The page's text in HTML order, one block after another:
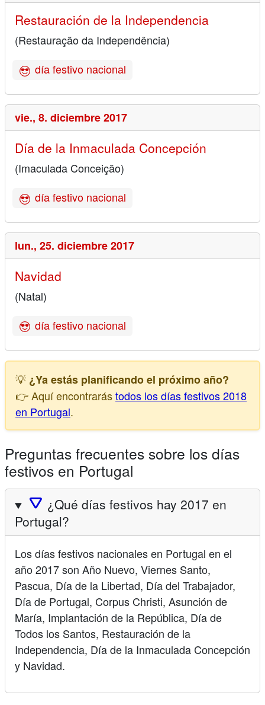
Restauración de la Independencia
(Restauração da Independência)
día festivo nacional
vie., 8. diciembre 2017
Día de la Inmaculada Concepción
(Imaculada Conceição)
día festivo nacional
lun., 25. diciembre 2017
Navidad
(Natal)
día festivo nacional
💡 ¿Ya estás planificando el próximo año?
👉 Aquí encontrarástodos los días festivos 2018
en Portugal.
Preguntas frecuentes sobre los días
festivos en Portugal
🛆 ¿Qué días festivos hay 2017 en
Portugal?
Los días festivos nacionales en Portugal en el
año 2017 son Año Nuevo, Viernes Santo,
Pascua, Día de la Libertad, Día del Trabajador,
Día de Portugal, Corpus Christi, Asunción de
María, Implantación de la República, Día de
Todos los Santos, Restauración de la
Independencia, Día de la Inmaculada Concepción
y Navidad.